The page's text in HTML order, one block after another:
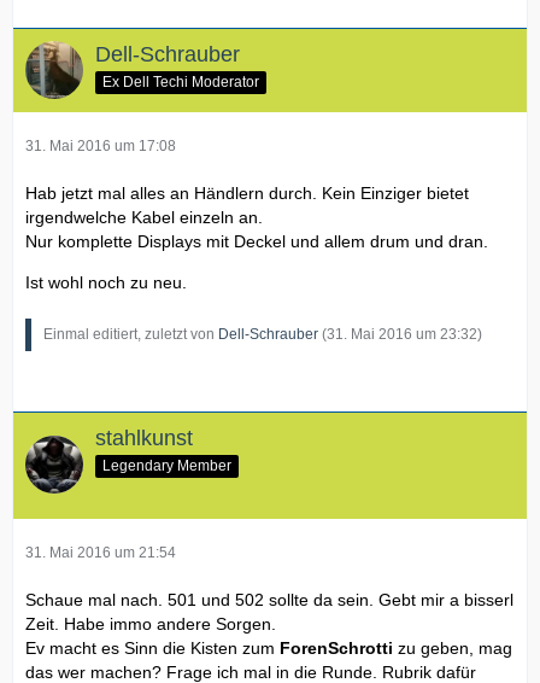
Dell-Schrauber
Ex Dell Techi Moderator
31. Mai 2016 um 17:08
Hab jetzt mal alles an Händlern durch. Kein Einziger bietet
irgendwelche Kabel einzeln an.
Nur komplette Displays mit Deckel und allem drum und dran.
Ist wohl noch zu neu.
Einmal editiert, zuletzt von Dell-Schrauber (31. Mai 2016 um 23:32)
stahlkunst
Legendary Member
31. Mai 2016 um 21:54
Schaue mal nach. 501 und 502 sollte da sein. Gebt mir a bisserl
Zeit. Habe immo andere Sorgen.
Ev macht es Sinn die Kisten zum ForenSchrotti zu geben, mag
das wer machen? Frage ich mal in die Runde. Rubrik dafür